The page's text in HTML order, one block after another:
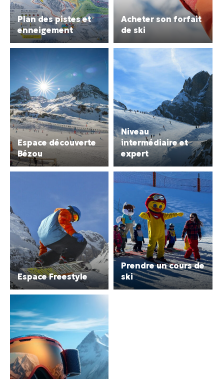
Plan des pistes et
enneigement
Acheter son forfait
de ski
Espace découverte
Bézou
Niveau
intermédiaire et
expert
Espace Freestyle
Prendre un cours de
ski